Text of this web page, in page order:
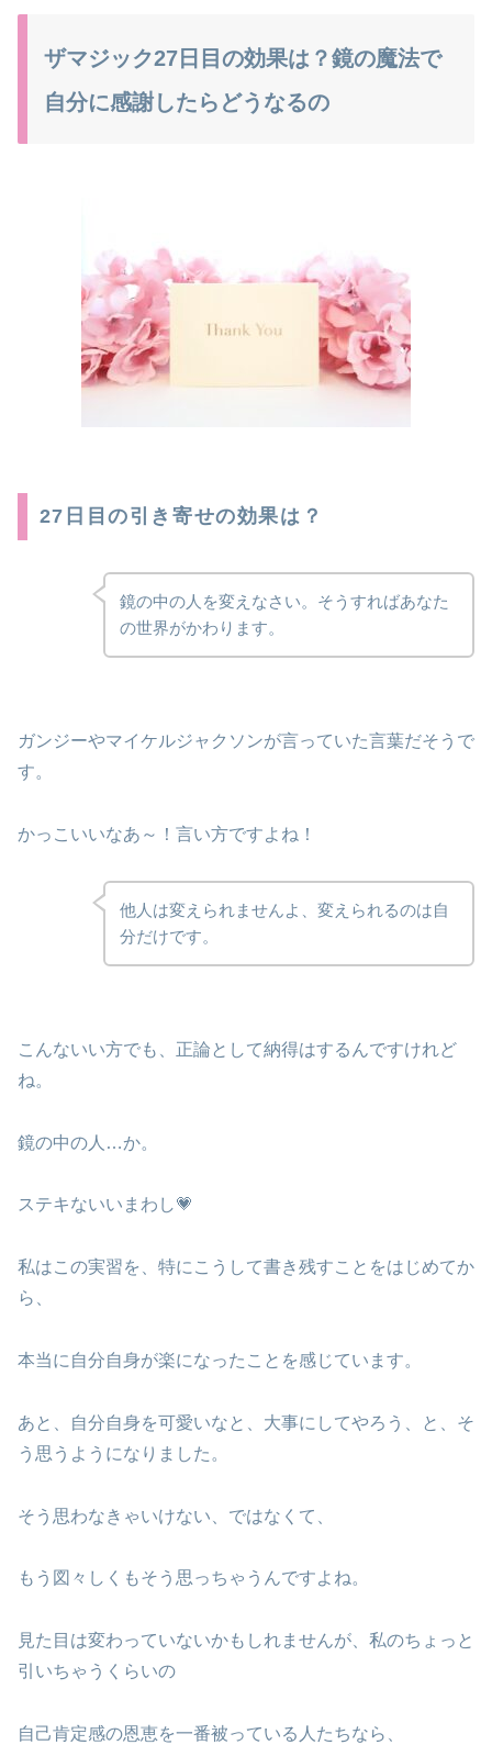
ザマジック27日目の効果は？鏡の魔法で
自分に感謝したらどうなるの
27日目の引き寄せの効果は？
鏡の中の人を変えなさい。そうすればあなた
の世界がかわります。
ガンジーやマイケルジャクソンが言っていた言葉だそうで
す。
かっこいいなあ～！言い方ですよね！
他人は変えられませんよ、変えられるのは自
分だけです。
こんないい方でも、正論として納得はするんですけれど
ね。
鏡の中の人…か。
ステキないいまわし💗
私はこの実習を、特にこうして書き残すことをはじめてか
ら、
本当に自分自身が楽になったことを感じています。
あと、自分自身を可愛いなと、大事にしてやろう、と、そ
う思うようになりました。
そう思わなきゃいけない、ではなくて、
もう図々しくもそう思っちゃうんですよね。
見た目は変わっていないかもしれませんが、私のちょっと
引いちゃうくらいの
自己肯定感の恩恵を一番被っている人たちなら、